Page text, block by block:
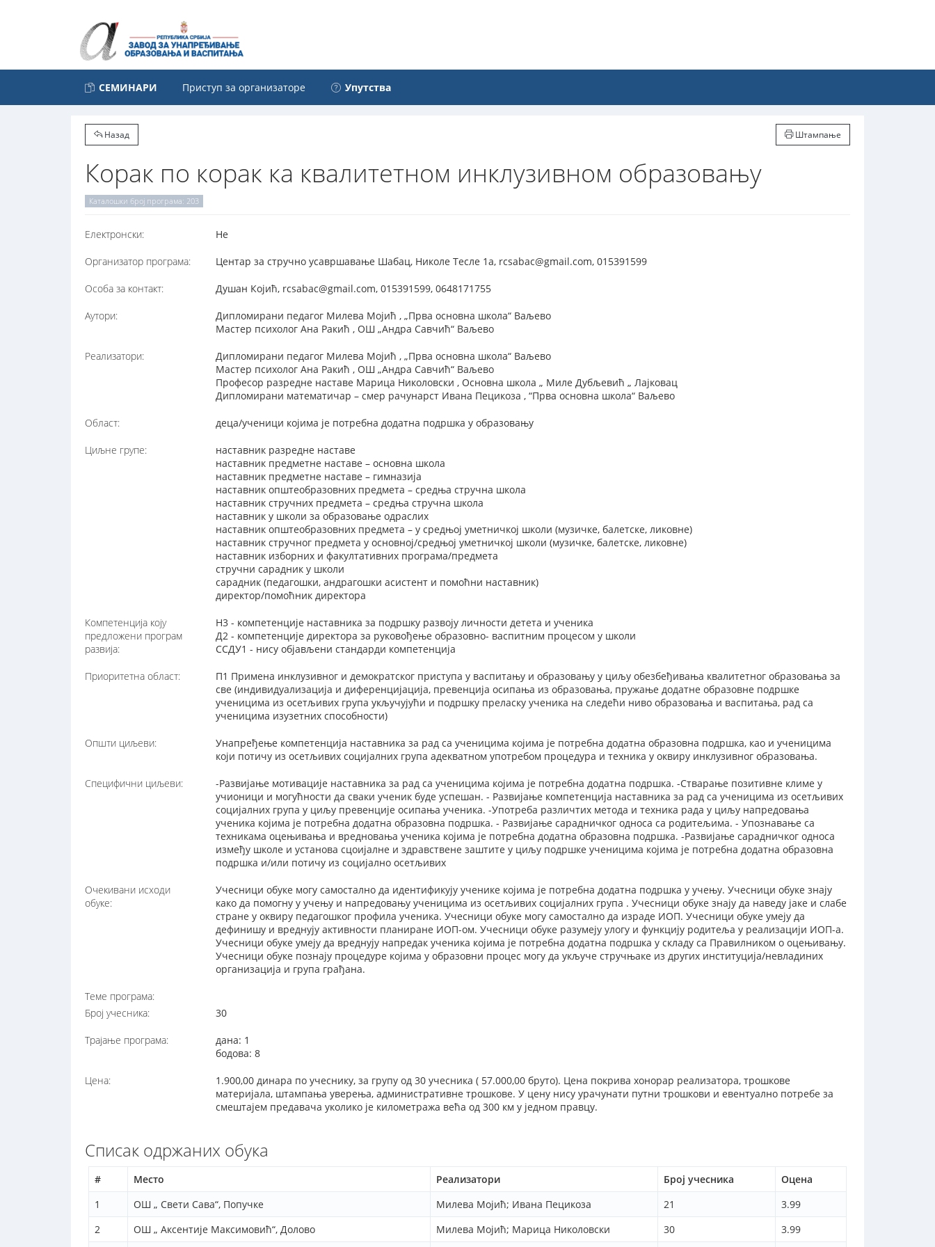
СЕМИНАРИ Приступ за организаторе Упутства
Назад Штампање
Корак по корак ка квалитетном инклузивном образовању
Каталошки број програма: 203
Електронски: Не
Организатор програма: Центар за стручно усавршавање Шабац, Николе Тесле 1а, rcsabac@gmail.com, 015391599
Особа за контакт: Душан Којић, rcsabac@gmail.com, 015391599, 0648171755
Аутори:
Дипломирани педагог Милева Мојић , „Прва основна школа“ Ваљево
Мастер психолог Ана Ракић , ОШ „Андра Савчић“ Ваљево
Реализатори:
Дипломирани педагог Милева Мојић , „Прва основна школа“ Ваљево
Мастер психолог Ана Ракић , ОШ „Андра Савчић“ Ваљево
Професор разредне наставе Марица Николовски , Основна школа „ Миле Дубљевић „ Лајковац
Дипломирани математичар – смер рачунарст Ивана Пецикоза , “Прва основна школа“ Ваљево
Област: деца/ученици којима је потребна додатна подршка у образовању
Циљне групе:
наставник разредне наставе
наставник предметне наставе – основна школа
наставник предметне наставе – гимназија
наставник општеобразовних предмета – средња стручна школа
наставник стручних предмета – средња стручна школа
наставник у школи за образовање одраслих
наставник општеобразовних предмета – у средњој уметничкој школи (музичке, балетске, ликовне)
наставник стручног предмета у основној/средњој уметничкој школи (музичке, балетске, ликовне)
наставник изборних и факултативних програма/предмета
стручни сарадник у школи
сарадник (педагошки, андрагошки асистент и помоћни наставник)
директор/помоћник директора
Компетенција коју
предложени програм
развија:
Н3 - компетенције наставника за подршку развоју личности детета и ученика
Д2 - компетенције директора за руковођење образовно- васпитним процесом у школи
ССДУ1 - нису објављени стандарди компетенција
Приоритетна област:
П1 Примена инклузивног и демократског приступа у васпитању и образовању у циљу обезбеђивања квалитетног образовања за
све (индивидуализација и диференцијација, превенција осипања из образовања, пружање додатне образовне подршке
ученицима из осетљивих група укључујући и подршку преласку ученика на следећи ниво образовања и васпитања, рад са
ученицима изузетних способности)
Општи циљеви:
Унапређење компетенција наставника за рад са ученицима којима је потребна додатна образовна подршка, као и ученицима
који потичу из осетљивих социјалних група адекватном употребом процедура и техника у оквиру инклузивног образовања.
Специфични циљеви:
-Развијање мотивације наставника за рад са ученицима којима је потребна додатна подршка. -Стварање позитивне климе у
учионици и могућности да сваки ученик буде успешан. - Развијање компетенција наставника за рад са ученицима из осетљивих
социјалних група у циљу превенције осипања ученика. -Употреба различтих метода и техника рада у циљу напредовања
ученика којима је потребна додатна образовна подршка. - Развијање сарадничког односа са родитељима. - Упознавање са
техникама оцењивања и вредновања ученика којима је потребна додатна образовна подршка. -Развијање сарадничког односа
између школе и установа сцоијалне и здравствене заштите у циљу подршке ученицима којима је потребна додатна образовна
подршка и/или потичу из социјално осетљивих
Очекивани исходи
обуке:
Учесници обуке могу самостално да идентификују ученике којима је потребна додатна подршка у учењу. Учесници обуке знају
како да помогну у учењу и напредовању ученицима из осетљивих социјалних група . Учесници обуке знају да наведу јаке и слабе
стране у оквиру педагошког профила ученика. Учесници обуке могу самостално да израде ИОП. Учесници обуке умеју да
дефинишу и вреднују активности планиране ИОП-ом. Учесници обуке разумеју улогу и функцију родитеља у реализацији ИОП-а.
Учесници обуке умеју да вреднују напредак ученика којима је потребна додатна подршка у складу са Правилником о оцењивању.
Учесници обуке познају процедуре којима у образовни процес могу да укључе стручњаке из других институција/невладиних
организација и група грађана.
Теме програма:
Број учесника:
30
Трајање програма:
дана: 1
бодова: 8
Цена:
1.900,00 динара по учеснику, за групу од 30 учесника ( 57.000,00 бруто). Цена покрива хонорар реализатора, трошкове
материјала, штампања уверења, административне трошкове. У цену нису урачунати путни трошкови и евентуално потребе за
смештајем предавача уколико је километража већа од 300 км у једном правцу.
Списак одржаних обука
# Место Реализатори Број учесника
Оцена
1
ОШ „ Свети Сава“, Попучке Милева Мојић; Ивана Пецикоза 21
3.99
2
ОШ „ Аксентије Максимовић“, Долово Милева Мојић; Марица Николовски 30 3.99